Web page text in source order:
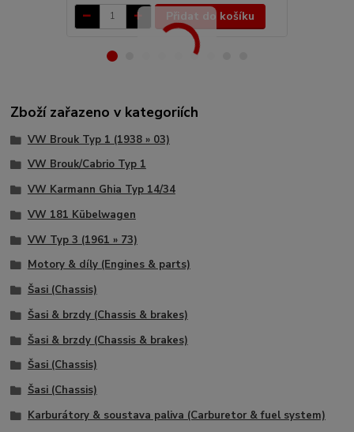
Přidat do košíku
Zboží zařazeno v kategoriích
VW Brouk Typ 1 (1938 » 03)
VW Brouk/Cabrio Typ 1
VW Karmann Ghia Typ 14/34
VW 181 Kübelwagen
VW Typ 3 (1961 » 73)
Motory & díly (Engines & parts)
Šasi (Chassis)
Šasi & brzdy (Chassis & brakes)
Šasi & brzdy (Chassis & brakes)
Šasi (Chassis)
Šasi (Chassis)
Karburátory & soustava paliva (Carburetor & fuel system)